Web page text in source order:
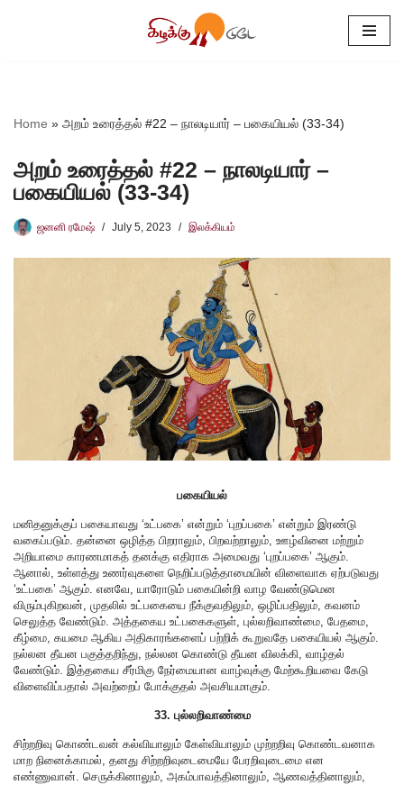
Home » அறம் உரைத்தல் #22 – நாலடியார் – பகையியல் (33-34)
அறம் உரைத்தல் #22 – நாலடியார் –
பகையியல் (33-34)
ஜனனி ரமேஷ் July 5, 2023 இலக்கியம்
பகையியல்
மனிதனுக்குப் பகையாவது ‘உட்பகை’ என்றும் ‘புறப்பகை’ என்றும் இரண்டு
வகைப்படும். தன்னை ஒழித்த பிறராலும், பிறவற்றாலும், ஊழ்வினை மற்றும்
அறியாமை காரணமாகத் தனக்கு எதிராக அமைவது ‘புறப்பகை’ ஆகும்.
ஆனால், உள்ளத்து உணர்வுகளை நெறிப்படுத்தாமையின் விளைவாக ஏற்படுவது
‘உட்பகை’ ஆகும். எனவே, யாரோடும் பகையின்றி வாழ வேண்டுமென
விரும்புகிறவன், முதலில் உட்பகையை நீக்குவதிலும், ஒழிப்பதிலும், கவனம்
செலுத்த வேண்டும். அத்தகைய உட்பகைகளுள், புல்லறிவாண்மை, பேதமை,
கீழ்மை, கயமை ஆகிய அதிகாரங்களைப் பற்றிக் கூறுவதே பகையியல் ஆகும்.
நல்லன தீயன பகுத்தறிந்து, நல்லன கொண்டு தீயன விலக்கி, வாழ்தல்
வேண்டும். இத்தகைய சீர்மிகு நேர்மையான வாழ்வுக்கு மேற்கூறியவை கேடு
விளைவிப்பதால் அவற்றைப் போக்குதல் அவசியமாகும்.
33. புல்லறிவாண்மை
சிற்றறிவு கொண்டவன் கல்வியாலும் கேள்வியாலும் முற்றறிவு கொண்டவனாக
மாற நினைக்காமல், தனது சிற்றறிவுடைமையே பேரறிவுடைமை என
எண்ணுவான். செருக்கினாலும், அகம்பாவத்தினாலும், ஆணவத்தினாலும்,